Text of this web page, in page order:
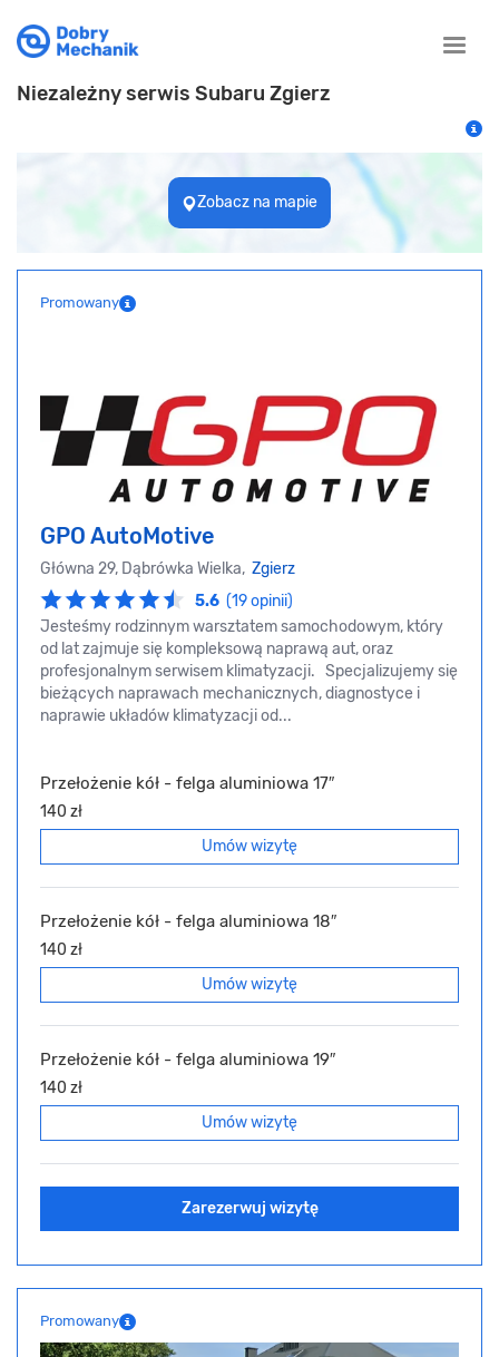
Toggle
Niezależny serwis Subaru Zgierz
Zobacz na mapie
Promowany
GPO AutoMotive
Główna 29, Dąbrówka Wielka, Zgierz
5.6 (19 opinii)
Jesteśmy rodzinnym warsztatem samochodowym, który
od lat zajmuje się kompleksową naprawą aut, oraz
profesjonalnym serwisem klimatyzacji. Specjalizujemy się
bieżących naprawach mechanicznych, diagnostyce i
naprawie układów klimatyzacji od...
Przełożenie kół - felga aluminiowa 17″
140 zł
Umów wizytę
Przełożenie kół - felga aluminiowa 18″
140 zł
Umów wizytę
Przełożenie kół - felga aluminiowa 19″
140 zł
Umów wizytę
Zarezerwuj wizytę
Promowany